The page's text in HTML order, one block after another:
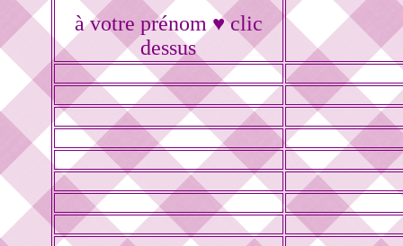
à votre prénom ♥ clic
dessus